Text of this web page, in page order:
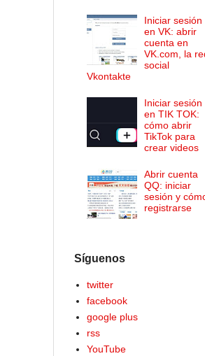
Iniciar sesión
en VK: abrir
cuenta en
VK.com, la
social
Vkontakte
Iniciar sesión
en TIK TOK:
cómo abrir
TikTok para
crear videos
Abrir cuenta
QQ: iniciar
sesión y
registrarse
Síguenos
twitter
facebook
google plus
rss
YouTube